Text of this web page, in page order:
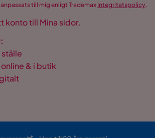
till mig enligt Trademax Integritetspolicy.
konto till Mina sidor.
& i butik